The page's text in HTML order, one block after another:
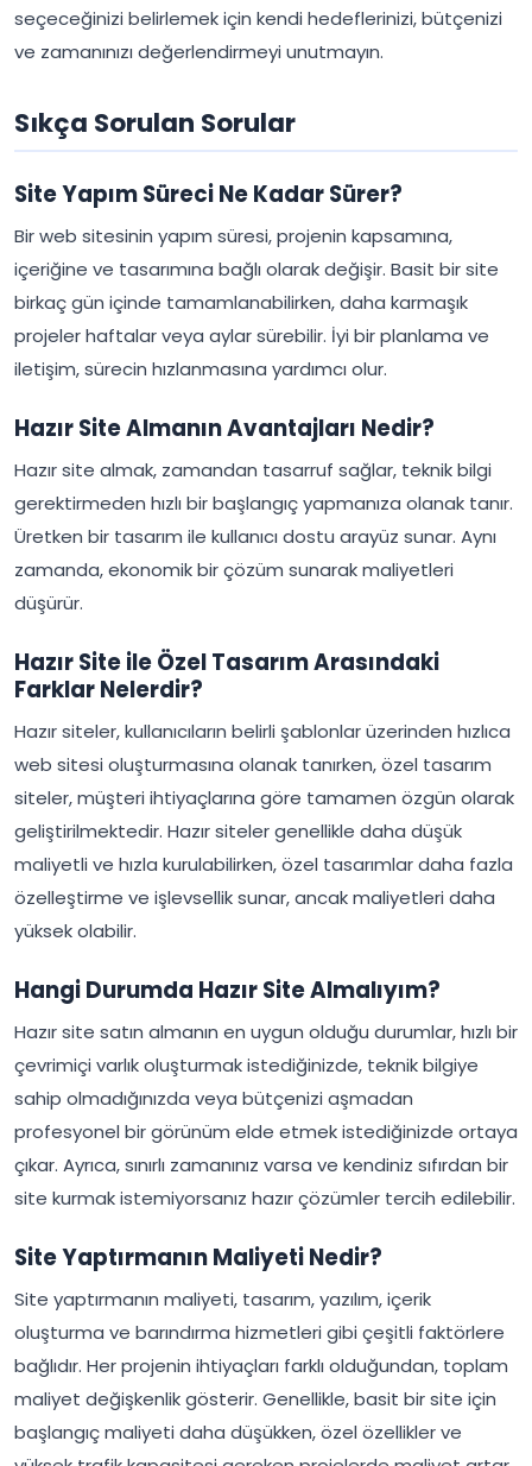
seçeceğinizi belirlemek için kendi hedeflerinizi, bütçenizi
ve zamanınızı değerlendirmeyi unutmayın.
Sıkça Sorulan Sorular
Site Yapım Süreci Ne Kadar Sürer?
Bir web sitesinin yapım süresi, projenin kapsamına,
içeriğine ve tasarımına bağlı olarak değişir. Basit bir site
birkaç gün içinde tamamlanabilirken, daha karmaşık
projeler haftalar veya aylar sürebilir. İyi bir planlama ve
iletişim, sürecin hızlanmasına yardımcı olur.
Hazır Site Almanın Avantajları Nedir?
Hazır site almak, zamandan tasarruf sağlar, teknik bilgi
gerektirmeden hızlı bir başlangıç yapmanıza olanak tanır.
Üretken bir tasarım ile kullanıcı dostu arayüz sunar. Aynı
zamanda, ekonomik bir çözüm sunarak maliyetleri
düşürür.
Hazır Site ile Özel Tasarım Arasındaki
Farklar Nelerdir?
Hazır siteler, kullanıcıların belirli şablonlar üzerinden hızlıca
web sitesi oluşturmasına olanak tanırken, özel tasarım
siteler, müşteri ihtiyaçlarına göre tamamen özgün olarak
geliştirilmektedir. Hazır siteler genellikle daha düşük
maliyetli ve hızla kurulabilirken, özel tasarımlar daha fazla
özelleştirme ve işlevsellik sunar, ancak maliyetleri daha
yüksek olabilir.
Hangi Durumda Hazır Site Almalıyım?
Hazır site satın almanın en uygun olduğu durumlar, hızlı bir
çevrimiçi varlık oluşturmak istediğinizde, teknik bilgiye
sahip olmadığınızda veya bütçenizi aşmadan
profesyonel bir görünüm elde etmek istediğinizde ortaya
çıkar. Ayrıca, sınırlı zamanınız varsa ve kendiniz sıfırdan bir
site kurmak istemiyorsanız hazır çözümler tercih edilebilir.
Site Yaptırmanın Maliyeti Nedir?
Site yaptırmanın maliyeti, tasarım, yazılım, içerik
oluşturma ve barındırma hizmetleri gibi çeşitli faktörlere
bağlıdır. Her projenin ihtiyaçları farklı olduğundan, toplam
maliyet değişkenlik gösterir. Genellikle, basit bir site için
başlangıç maliyeti daha düşükken, özel özellikler ve